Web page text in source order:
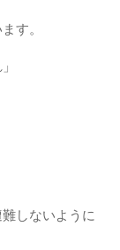
す。
しないように